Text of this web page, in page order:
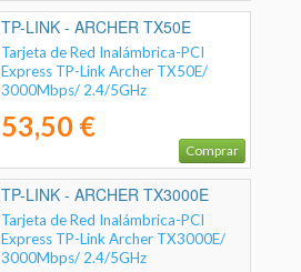
TP-LINK - ARCHER TX50E
Tarjeta de Red Inalámbrica-PCI
Express TP-Link Archer TX50E/
3000Mbps/ 2.4/5GHz
53,50 €
Comprar
TP-LINK - ARCHER TX3000E
Tarjeta de Red Inalámbrica-PCI
Express TP-Link Archer TX3000E/
3000Mbps/ 2.4/5GHz